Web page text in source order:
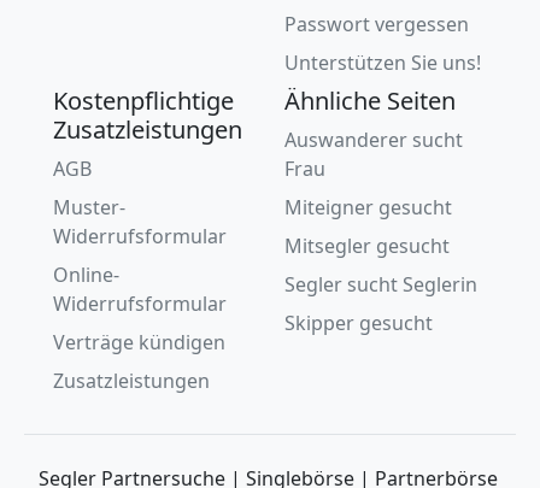
Passwort vergessen
Unterstützen Sie uns!
Kostenpflichtige
Zusatzleistungen
AGB
Muster-
Widerrufsformular
Online-
Widerrufsformular
Verträge kündigen
Zusatzleistungen
Ähnliche Seiten
Auswanderer sucht
Frau
Miteigner gesucht
Mitsegler gesucht
Segler sucht Seglerin
Skipper gesucht
Segler Partnersuche | Singlebörse | Partnerbörse